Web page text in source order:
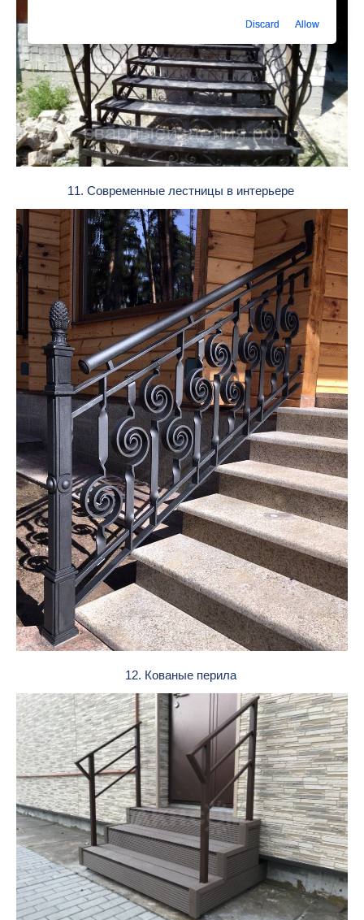
11. Современные лестницы в интерьере
12. Кованые перила
Discard Allow